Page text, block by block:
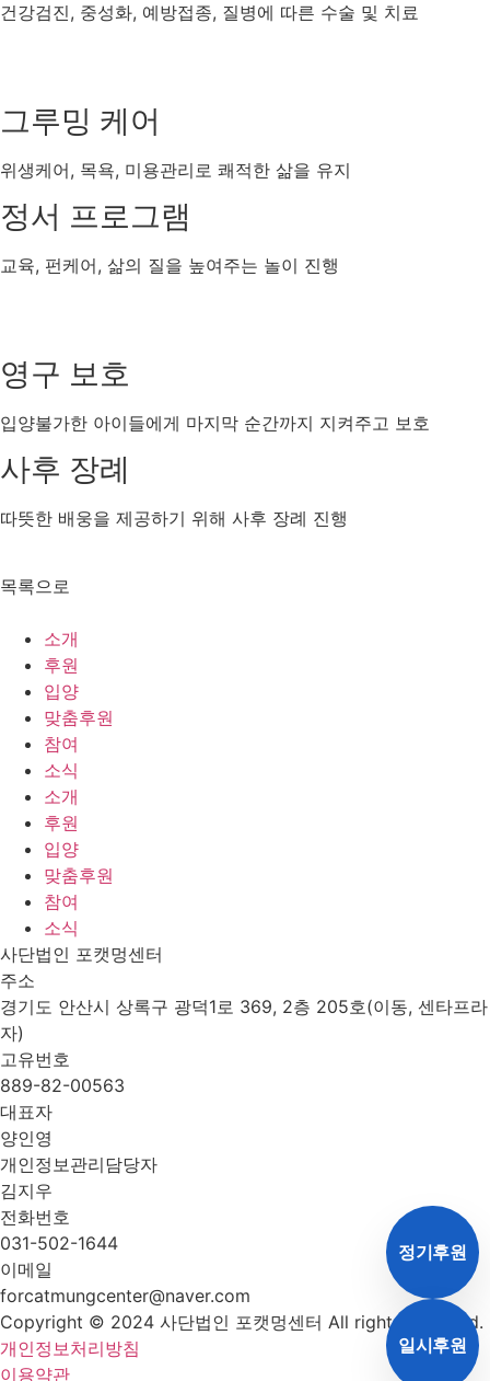
건강검진, 중성화, 예방접종, 질병에 따른 수술 및 치료
그루밍 케어
위생케어, 목욕, 미용관리로 쾌적한 삶을 유지
정서 프로그램
교육, 펀케어, 삶의 질을 높여주는 놀이 진행
영구 보호
입양불가한 아이들에게 마지막 순간까지 지켜주고 보호
사후 장례
따뜻한 배웅을 제공하기 위해 사후 장례 진행
목록으로
소개
후원
입양
맞춤후원
참여
소식
소개
후원
입양
맞춤후원
참여
소식
사단법인 포캣멍센터
주소
경기도 안산시 상록구 광덕1로 369, 2층 205호(이동, 센타프라
자)
고유번호
889-82-00563
대표자
양인영
개인정보관리담당자
김지우
전화번호
031-502-1644
이메일
forcatmungcenter@naver.com
Copyright © 2024 사단법인 포캣멍센터 All rights reserved.
개인정보처리방침
이용약관
정기후원
일시후원